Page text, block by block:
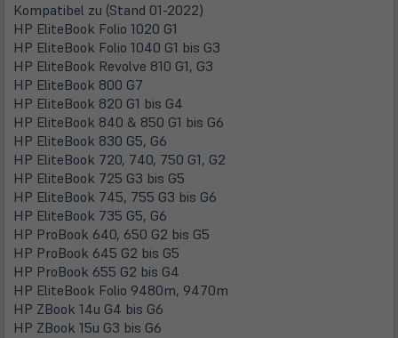
Kompatibel zu (Stand 01-2022)
HP EliteBook Folio 1020 G1
HP EliteBook Folio 1040 G1 bis G3
HP EliteBook Revolve 810 G1, G3
HP EliteBook 800 G7
HP EliteBook 820 G1 bis G4
HP EliteBook 840 & 850 G1 bis G6
HP EliteBook 830 G5, G6
HP EliteBook 720, 740, 750 G1, G2
HP EliteBook 725 G3 bis G5
HP EliteBook 745, 755 G3 bis G6
HP EliteBook 735 G5, G6
HP ProBook 640, 650 G2 bis G5
HP ProBook 645 G2 bis G5
HP ProBook 655 G2 bis G4
HP EliteBook Folio 9480m, 9470m
HP ZBook 14u G4 bis G6
HP ZBook 15u G3 bis G6